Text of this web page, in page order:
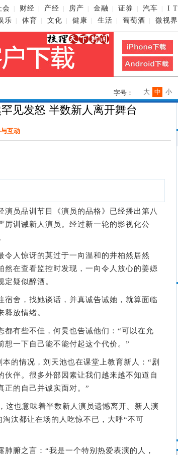
会 财经 产经 房产 金融 证券 汽车 I T
乐 体育 文化 健康 生活 葡萄酒 微视界
字号： 小
中
大
见发怒 半数新人离开舞台
互动
演员品训节目《演员的品格》已经播出第八
厉训诫新人演员。经过新一轮的影视化公
人惊讶的莫过于一向温和的井柏然居然
然在查看监控时发现，一向令人放心的姜嫄
定疑似醉酒。
舍，找她谈话，并真诚告诫她，就算面临
放情绪。
有些不佳，何炅也告诫他们：“可以在允
想一下自己能不能付起这个代价。”
情况，刘天池也在课堂上教育新人：“剧
伴。很多外部因素让我们越来越不知道自
正的自己并诚实面对。”
也意味着半数新人演员遗憾离开。新人演
汰都让在场的人吃惊不已，大呼“不可
腑之言：“我是一个特别热爱表演的人，